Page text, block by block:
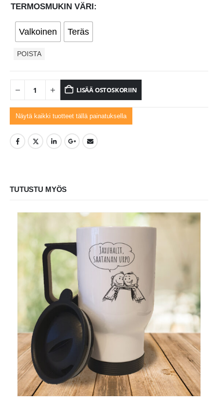
TERMOSMUKIN VÄRI
Valkoinen Teräs
POISTA
LISÄÄ OSTOSKORIIN
Näytä kaikki tuotteet tällä painatuksella
TUTUSTU MYÖS